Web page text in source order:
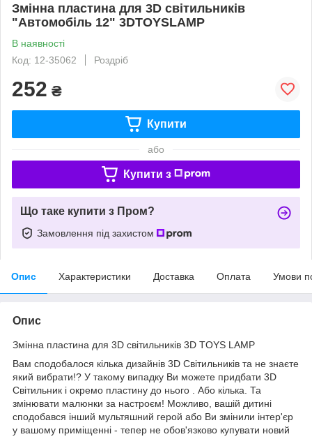
Змінна пластина для 3D світильників
"Автомобіль 12" 3DTOYSLAMP
В наявності
Код: 12-35062
Роздріб
252 ₴
Купити
або
Купити з
Що таке купити з Пром?
Замовлення під захистом
Опис Характеристики Доставка Оплата Умови
Опис
Змінна пластина для 3D світильників 3D TOYS LAMP
Вам сподобалося кілька дизайнів 3D Світильників та не знаєте
який вибрати!? У такому випадку Ви можете придбати 3D
Світильник і окремо пластину до нього . Або кілька. Та
змінювати малюнки за настроєм! Можливо, вашій дитині
сподобався інший мультяшний герой або Ви змінили інтер'єр
у вашому приміщенні - тепер не обов'язково купувати новий